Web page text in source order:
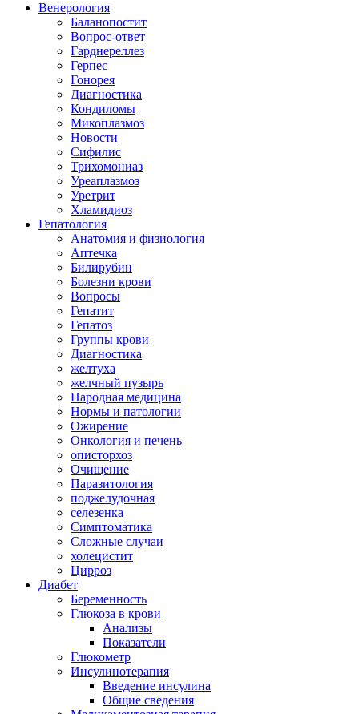
Венерология
Баланопостит
Вопрос-ответ
Гарднереллез
Герпес
Гонорея
Диагностика
Кондиломы
Микоплазмоз
Новости
Сифилис
Трихомониаз
Уреаплазмоз
Уретрит
Хламидиоз
Гепатология
Анатомия и физиология
Аптечка
Билирубин
Болезни крови
Вопросы
Гепатит
Гепатоз
Группы крови
Диагностика
желтуха
желчный пузырь
Народная медицина
Нормы и патологии
Ожирение
Онкология и печень
описторхоз
Очищение
Паразитология
поджелудочная
селезенка
Симптоматика
Сложные случаи
холецистит
Цирроз
Диабет
Беременность
Глюкоза в крови
Анализы
Показатели
Глюкометр
Инсулинотерапия
Введение инсулина
Общие сведения